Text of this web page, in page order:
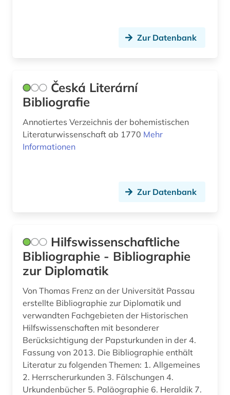
geografie (1)
germanistik (3)
geschichte 1500-1970 (1)
geschichte 1600-1700 (1)
geschichte 1600-1800 (1)
geschichte 1750-1850 (1)
geschichte 1815-1945 (1)
geschichte 1820-1870 (1)
Zur Datenbank
Česká Literární
Bibliografie
Annotiertes Verzeichnis der bohemistischen
Literaturwissenschaft ab 1770 Mehr
Informationen
Zur Datenbank
Hilfswissenschaftliche
Bibliographie - Bibliographie
zur Diplomatik
Von Thomas Frenz an der Universität Passau
erstellte Bibliographie zur Diplomatik und
verwandten Fachgebieten der Historischen
Hilfswissenschaften mit besonderer
Berücksichtigung der Papsturkunden in der 4.
Fassung von 2013. Die Bibliographie enthält
Literatur zu folgenden Themen: 1. Allgemeines
2. Herrscherurkunden 3. Fälschungen 4.
Urkundenbücher 5. Paläographie 6. Heraldik 7.